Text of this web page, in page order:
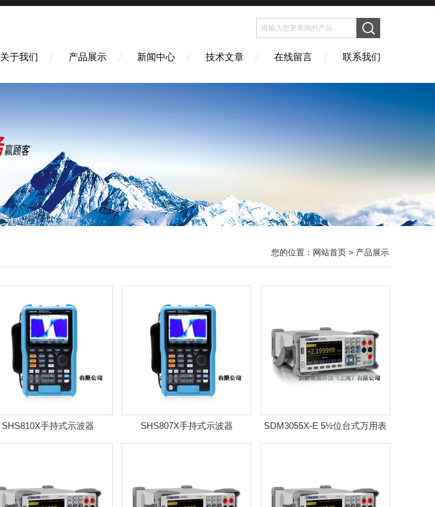
关于我们 产品展示 新闻中心 技术文章 在线留言 联系我们
您的位置： 网站首页 > 产品展示
SHS810X手持式示波器 SHS807X手持式示波器 SDM3055X-E 5½位台式万用表